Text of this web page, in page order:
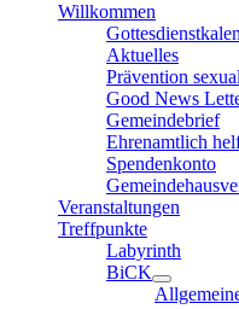
Willkommen
Aktuelles
Prävention
Good News
Gemeindebrief
Ehrenamtlich
Spendenkonto
Veranstaltungen
Treffpunkte
Labyrinth
BiCK